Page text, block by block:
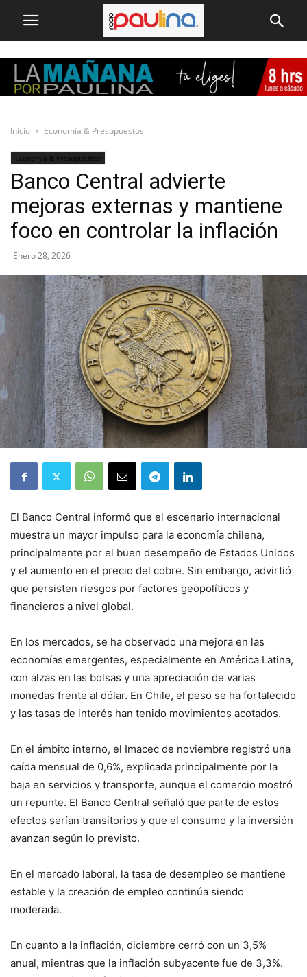
Inicio Economía & Presupuestos
Economía & Presupuestos
Banco Central advierte
mejoras externas y mantiene
foco en controlar la inflación
Enero 28, 2026
El Banco Central informó que el escenario internacional
muestra un mayor impulso para la economía chilena,
principalmente por el buen desempeño de Estados Unidos
y el aumento en el precio del cobre. Sin embargo, advirtió
que persisten riesgos por factores geopolíticos y
financieros a nivel global.
En los mercados, se ha observado una mejora en las
economías emergentes, especialmente en América Latina,
con alzas en las bolsas y una apreciación de varias
monedas frente al dólar. En Chile, el peso se ha fortalecido
y las tasas de interés han tenido movimientos acotados.
En el ámbito interno, el Imacec de noviembre registró una
caída mensual de 0,6%, explicada principalmente por la
baja en servicios y transporte, aunque el comercio mostró
un repunte. El Banco Central señaló que parte de estos
efectos serían transitorios y que el consumo y la inversión
avanzan según lo previsto.
En el mercado laboral, la tasa de desempleo se mantiene
estable y la creación de empleo continúa siendo
moderada.
En cuanto a la inflación, diciembre cerró con un 3,5%
anual, mientras que la inflación subyacente fue de 3,3%.